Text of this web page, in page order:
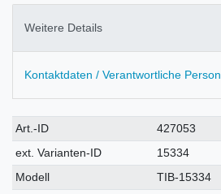
Weitere Details
Kontaktdaten / Verantwortliche Person
Technisches
Merkmal
Wert
Art.-ID
427053
ext. Varianten-ID
15334
Modell
TIB-15334